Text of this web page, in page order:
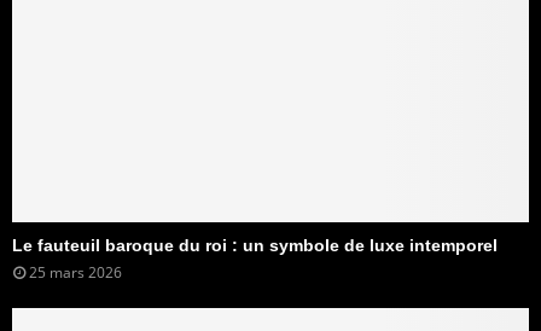
Le fauteuil baroque du roi : un symbole de luxe intemporel
25 mars 2026